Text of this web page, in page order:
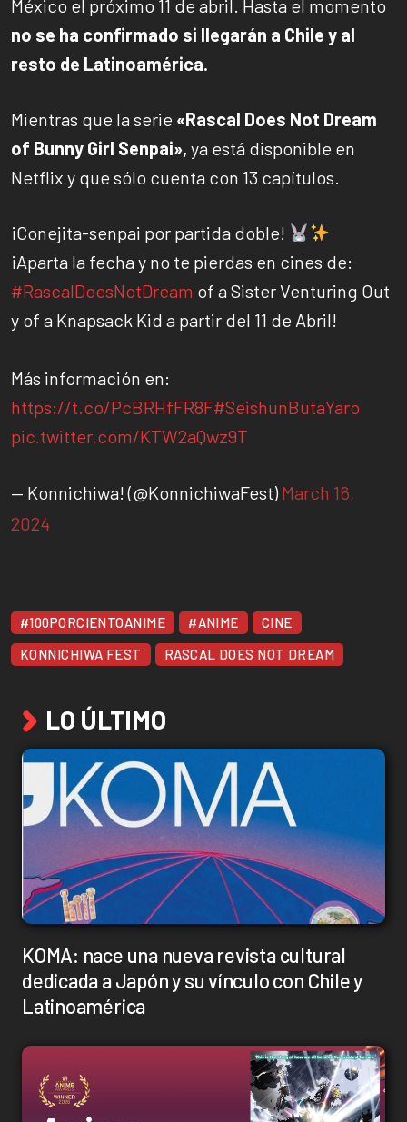
México el próximo 11 de abril. Hasta el momento
no se ha confirmado si llegarán a Chile y al
resto de Latinoamérica.
Mientras que la serie «Rascal Does Not Dream
of Bunny Girl Senpai», ya está disponible en
Netflix y que sólo cuenta con 13 capítulos.
¡Conejita-senpai por partida doble!
¡Aparta la fecha y no te pierdas en cines de:
#RascalDoesNotDream of a Sister Venturing Out
y of a Knapsack Kid a partir del 11 de Abril!
Más información en:
https://t.co/PcBRHfFR8F#SeishunButaYaro
pic.twitter.com/KTW2aQwz9T
— Konnichiwa! (@KonnichiwaFest) March 16,
2024
#100PORCIENTOANIME #ANIME
CINE
KONNICHIWA FEST
RASCAL DOES NOT DREAM
LO ÚLTIMO
KOMA: nace una nueva revista cultural
dedicada a Japón y su vínculo con Chile y
Latinoamérica